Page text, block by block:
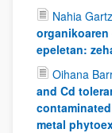
Nahia
epeletan:
Oihana
and Cd
metal